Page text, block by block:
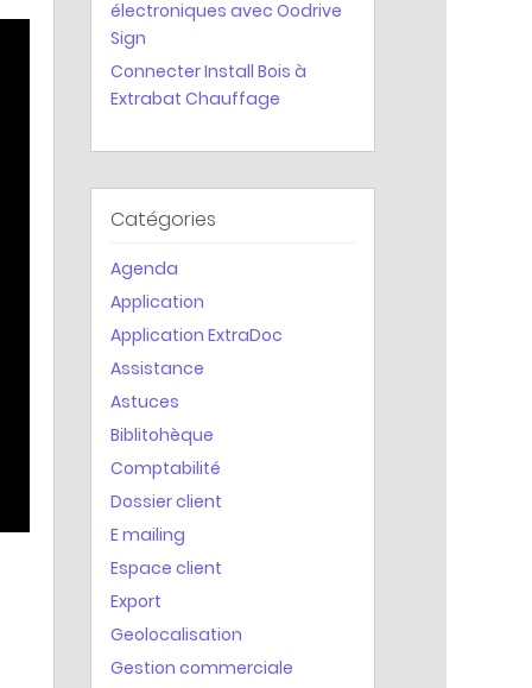
Statistiques
électroniques avec Oodrive
Sign
Connecter Install Bois à
Extrabat Chauffage
Catégories
Agenda
Application
Application ExtraDoc
Assistance
Astuces
Biblitohèque
Comptabilité
Dossier client
E mailing
Espace client
Export
Geolocalisation
Gestion commerciale